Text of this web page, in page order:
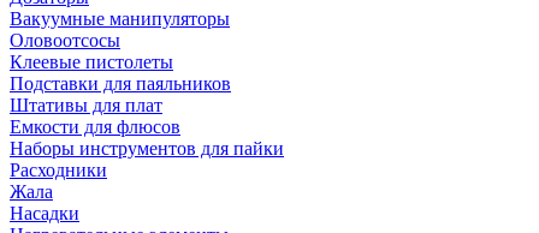
Вакуумные манипуляторы
Оловоотсосы
Клеевые пистолеты
Подставки для паяльников
Штативы для плат
Емкости для флюсов
Наборы инструментов для пайки
Расходники
Жала
Насадки